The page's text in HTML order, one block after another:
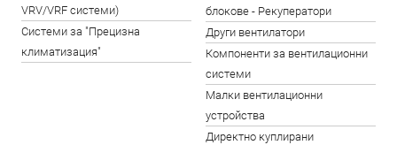
VRV/VRF системи)
Системи за "Прецизна
климатизация"
блокове - Рекуператори
Други вентилатори
Компоненти за вентилационни
системи
Малки вентилационни
устройства
Директно куплирани